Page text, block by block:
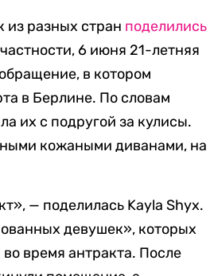
разных стран поделились
6 июня 21-летняя
в котором
в Берлине. По словам
их с подругой за кулисы.
кожаными диванами, на
— поделилась Kayla Shyx.
девушек», которых
время антракта. После